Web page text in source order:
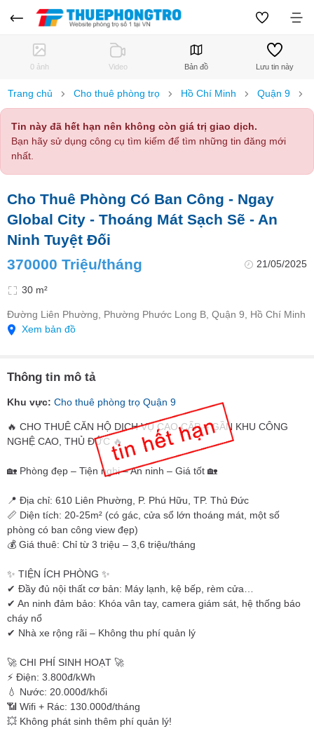
0 ảnh Video Bản đồ Lưu tin này
Trang chủ Cho thuê phòng trọ Hồ Chí Minh Quận 9
Tin này đã hết hạn nên không còn giá trị giao dịch.
Bạn hãy sử dụng công cụ tìm kiếm để tìm những tin đăng mới
nhất.
Cho Thuê Phòng Có Ban Công - Ngay
Global City - Thoáng Mát Sạch Sẽ - An
Ninh Tuyệt Đối
370000 Triệu/tháng
21/05/2025
30 m²
Đường Liên Phường, Phường Phước Long B, Quận 9, Hồ Chí Minh
Xem bản đồ
Thông tin mô tả
Khu vực: Cho thuê phòng trọ Quận 9
🔥 CHO THUÊ CĂN HỘ DỊCH VỤ CAO CẤP – GẦN KHU CÔNG
NGHỆ CAO, THỦ ĐỨC 🔥
🏡 Phòng đẹp – Tiện nghi – An ninh – Giá tốt 🏡
📍 Địa chỉ: 610 Liên Phường, P. Phú Hữu, TP. Thủ Đức
📏 Diện tích: 20-25m² (có gác, cửa sổ lớn thoáng mát, một số
phòng có ban công view đẹp)
💰 Giá thuê: Chỉ từ 3 triệu – 3,6 triệu/tháng
✨ TIỆN ÍCH PHÒNG ✨
✔ Đầy đủ nội thất cơ bản: Máy lạnh, kệ bếp, rèm cửa…
✔ An ninh đảm bảo: Khóa vân tay, camera giám sát, hệ thống báo
cháy nổ
✔ Nhà xe rộng rãi – Không thu phí quản lý
🚀 CHI PHÍ SINH HOẠT 🚀
⚡ Điện: 3.800đ/kWh
💧 Nước: 20.000đ/khối
📶 Wifi + Rác: 130.000đ/tháng
💥 Không phát sinh thêm phí quản lý!